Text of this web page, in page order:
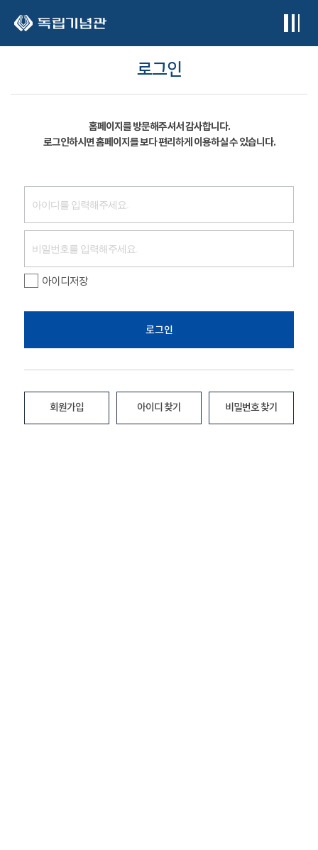
로그인
홈페이지를 방문해주셔서 감사합니다.
로그인하시면 홈페이지를 보다 편리하게 이용하실 수 있습니다.
아이디저장
로그인
회원가입 아이디 찾기 비밀번호 찾기